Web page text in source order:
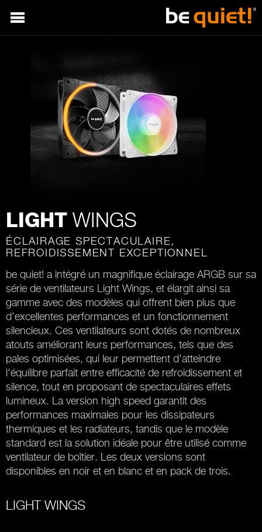
LIGHT WINGS
ÉCLAIRAGE SPECTACULAIRE,
REFROIDISSEMENT EXCEPTIONNEL
be quiet! a intégré un magnifique éclairage ARGB sur sa
série de ventilateurs Light Wings, et élargit ainsi sa
gamme avec des modèles qui offrent bien plus que
d’excellentes performances et un fonctionnement
silencieux. Ces ventilateurs sont dotés de nombreux
atouts améliorant leurs performances, tels que des
pales optimisées, qui leur permettent d'atteindre
l'équilibre parfait entre efficacité de refroidissement et
silence, tout en proposant de spectaculaires effets
lumineux. La version high speed garantit des
performances maximales pour les dissipateurs
thermiques et les radiateurs, tandis que le modèle
standard est la solution idéale pour être utilisé comme
ventilateur de boîtier. Les deux versions sont
disponibles en noir et en blanc et en pack de trois.
LIGHT WINGS